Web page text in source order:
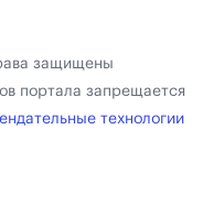
защищены
портала запрещается
технологии